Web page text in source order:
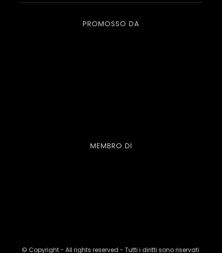
PROMOSSO DA
MEMBRO DI
© Copyright - All rights reserved - Tutti i diritti sono riservati.